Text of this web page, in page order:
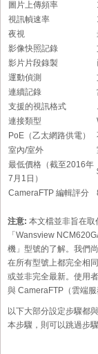
圖片上傳頻率
視訊幀速率
夜視
影像快照記錄
影片片段錄製
運動偵測
連續記錄
支援的視訊格式
連接類型
PoE（乙太網路供電）
室內/室外
最低價格（截至2016年
7月1日）
CameraFTP 編輯評分
注意: 本文檔並非旨在
「Wansview
機」型號的了解。我們
在所有型號上都完全相
或並非完全最新。使用
與 CameraFTP（雲端服
以下大部分設定步驟都
本步驟，則可以跳過步驟